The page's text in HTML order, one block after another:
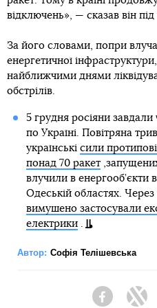
відключень», — сказав він під
За його словами, попри
енергетичної
найближчими днями
обстрілів.
5 грудня росіяни
по Україні. Повітряна
українські сили
понад 70 ракет
влучили в енергооб’єкти
Одеській областях. Через
вимушено застосували
електрики.
Автор: Софія Телішевська
Facebook